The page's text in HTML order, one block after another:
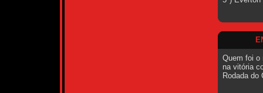
Quem foi o
na vitória
Rodada do